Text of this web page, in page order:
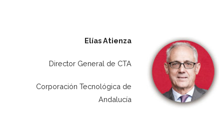
Elías Atienza
Director General de CTA
Corporación Tecnológica de
Andalucía